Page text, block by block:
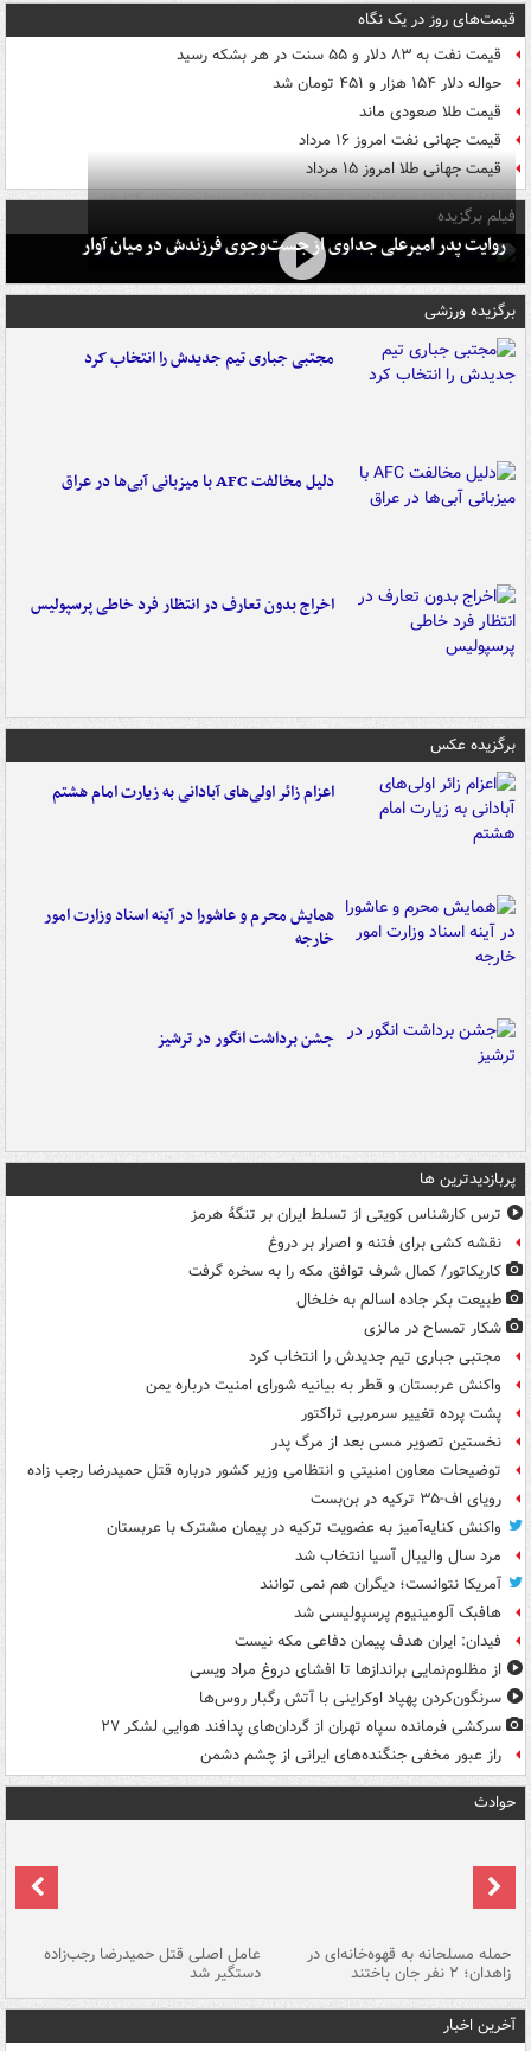
قیمت‌های روز در یک نگاه
قیمت نفت به ۸۳ دلار و ۵۵ سنت در هر بشکه رسید
حواله دلار ۱۵۴ هزار و ۴۵۱ تومان شد
قیمت طلا صعودی ماند
قیمت جهانی نفت امروز ۱۶ مرداد
قیمت جهانی طلا امروز ۱۵ مرداد
فیلم برگزیده
روایت پدر امیرعلی جداوی از جست‌وجوی فرزندش در میان آوار
برگزیده ورزشی
مجتبی جباری تیم جدیدش را انتخاب کرد
دلیل مخالفت AFC با میزبانی آبی‌ها در عراق
اخراج بدون تعارف در انتظار فرد خاطی پرسپولیس
برگزیده عکس
اعزام زائر اولی‌های آبادانی به زیارت امام هشتم
همایش محرم و عاشورا در آینه اسناد وزارت امور
خارجه
جشن برداشت انگور در ترشیز
پربازدیدترین ها
ترس کارشناس کویتی از تسلط ایران بر تنگۀ هرمز
نقشه کشی برای فتنه و اصرار بر دروغ
کاریکاتور/ کمال شرف توافق مکه را به سخره گرفت
طبیعت بکر جاده اسالم به خلخال
شکار تمساح در مالزی
مجتبی جباری تیم جدیدش را انتخاب کرد
واکنش عربستان و قطر به بیانیه شورای امنیت درباره یمن
پشت پرده تغییر سرمربی تراکتور
نخستین تصویر مسی بعد از مرگ پدر
توضیحات معاون امنیتی و انتظامی وزیر کشور درباره قتل حمیدرضا رجب زاده
رویای اف-۳۵ ترکیه در بن‌بست
واکنش کنایه‌آمیز به عضویت ترکیه در پیمان مشترک با عربستان
مرد سال والیبال آسیا انتخاب شد
آمریکا نتوانست؛ دیگران هم نمی توانند
هافبک آلومینیوم پرسپولیسی شد
فیدان: ایران هدف پیمان دفاعی مکه نیست
از مظلوم‌نمایی براندازها تا افشای دروغ مراد ویسی
سرنگون‌کردن پهپاد اوکراینی با آتش رگبار روس‌ها
سرکشی فرمانده سپاه تهران از گردان‌های پدافند هوایی لشکر ۲۷
راز عبور مخفی جنگنده‌های ایرانی از چشم دشمن
حوادث
حمله مسلحانه به قهوه‌خانه‌ای در
زاهدان؛ ۲ نفر جان باختند
عامل اصلی قتل حمیدرضا رجب‌زاده
دستگیر شد
آخرین اخبار